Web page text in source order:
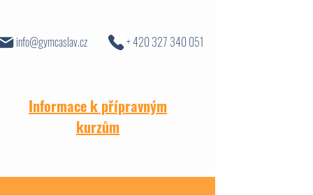
info@gymcaslav.cz + 420 327 340 051
Informace k přípravným
kurzům